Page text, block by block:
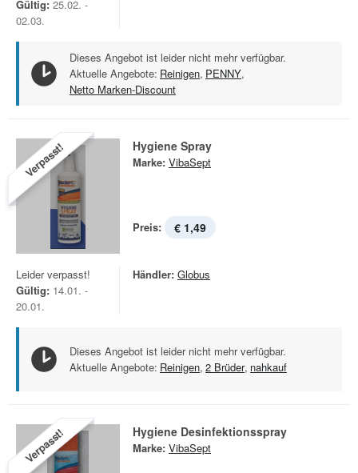
Gültig: 25.02. -
02.03.
Dieses Angebot ist leider nicht mehr verfügbar.
Aktuelle Angebote: Reinigen, PENNY,
Netto Marken-Discount
Verpasst! Hygiene Spray
Marke: VibaSept
Preis: € 1,49
Leider verpasst!
Gültig: 14.01. -
20.01.
Händler: Globus
Dieses Angebot ist leider nicht mehr verfügbar.
Aktuelle Angebote: Reinigen, 2 Brüder, nahkauf
Verpasst! Hygiene Desinfektionsspray
Marke: VibaSept